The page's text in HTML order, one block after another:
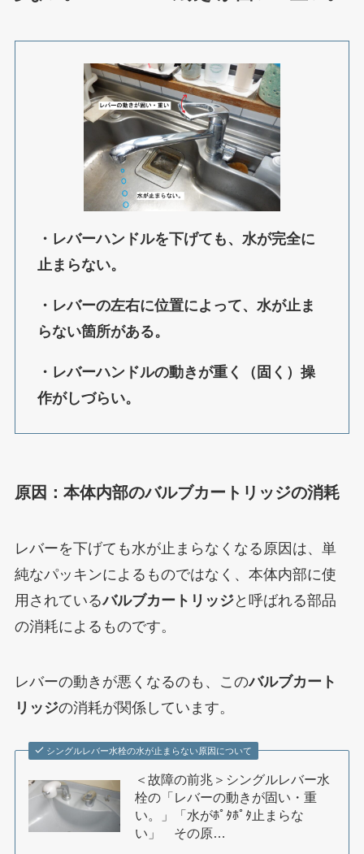
・レバーハンドルを下げても、水が完全に
止まらない。
・レバーの左右に位置によって、水が止ま
らない箇所がある。
・レバーハンドルの動きが重く（固く）操
作がしづらい。
原因：本体内部のバルブカートリッジの消耗
レバーを下げても水が止まらなくなる原因は、単
純なパッキンによるものではなく、本体内部に使
用されているバルブカートリッジと呼ばれる部品
の消耗によるものです。
レバーの動きが悪くなるのも、このバルブカート
リッジの消耗が関係しています。
シングルレバー水栓の水が止まらない原因について
＜故障の前兆＞シングルレバー水
栓の「レバーの動きが固い・重
い。」「水がﾎﾟﾀﾎﾟﾀ止まらな
い」 その原…